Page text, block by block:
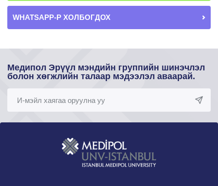
WHATSAPP-Р ХОЛБОГДОХ
Медипол Эрүүл мэндийн группийн шинэчлэл
болон хөгжлийн талаар мэдээлэл аваарай.